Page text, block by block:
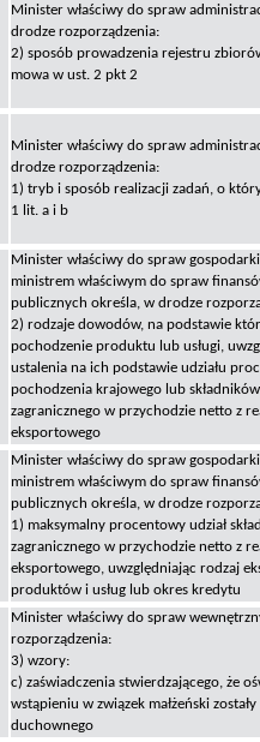
Minister właściwy do spraw
drodze rozporządzenia:
2) sposób prowadzenia rejestru
mowa w ust. 2 pkt 2
Minister właściwy do spraw
drodze rozporządzenia:
1) tryb i sposób realizacji zadań, o
1 lit. a i b
Minister właściwy do spraw
ministrem właściwym do spraw
publicznych określa, w drodze
2) rodzaje dowodów, na podstawie
pochodzenie produktu lub usługi,
ustalenia na ich podstawie udziału
pochodzenia krajowego lub
zagranicznego w przychodzie netto z
eksportowego
Minister właściwy do spraw
ministrem właściwym do spraw
publicznych określa, w drodze
1) maksymalny procentowy udział
zagranicznego w przychodzie netto z
eksportowego, uwzględniając rodzaj
produktów i usług lub okres kredytu
Minister właściwy do spraw
rozporządzenia:
3) wzory:
c) zaświadczenia stwierdzającego, że
wstąpieniu w związek małżeński
duchownego